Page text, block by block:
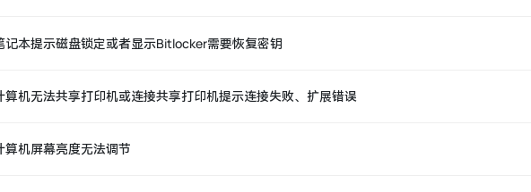
记本提示磁盘锁定或者显示Bitlocker需要恢复密钥
算机无法共享打印机或连接共享打印机提示连接失败、扩展错误
算机屏幕亮度无法调节